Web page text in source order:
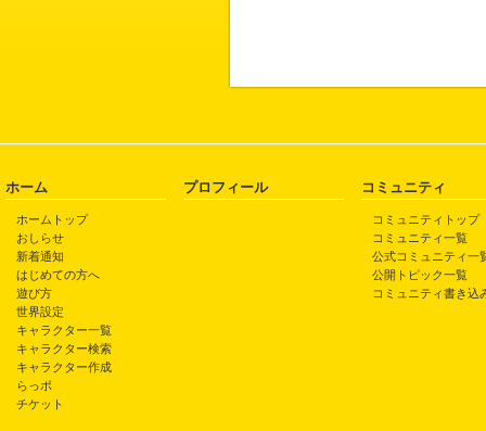
ホーム
ホームトップ
おしらせ
新着通知
はじめての方へ
遊び方
世界設定
キャラクター一覧
キャラクター検索
キャラクター作成
らっポ
チケット
プロフィール コミュニティ
コミュニティトップ
コミュニティ一覧
公式コミュニティ一
公開トピック一覧
コミュニティ書き込